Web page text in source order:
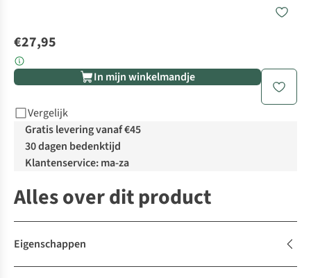
€27,95
In mijn winkelmandje
Vergelijk
Gratis levering vanaf €45
30 dagen bedenktijd
Klantenservice: ma-za
Alles over dit product
Eigenschappen